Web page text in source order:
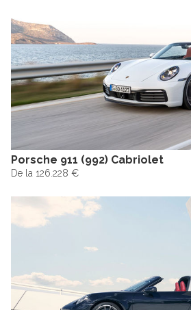
Porsche 911 (992) Cabriolet
De la 126.228 €